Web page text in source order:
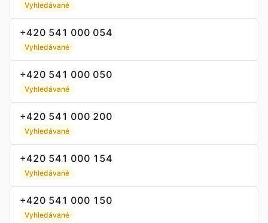
Vyhledávané
+420 541 000 054
Vyhledávané
+420 541 000 050
Vyhledávané
+420 541 000 200
Vyhledávané
+420 541 000 154
Vyhledávané
+420 541 000 150
Vyhledávané